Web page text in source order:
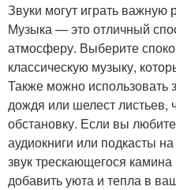
Звуки могут играть важную
Музыка — это отличный
атмосферу. Выберите
классическую музыку,
Также можно использовать
дождя или шелест листьев,
обстановку. Если вы
аудиокниги или подкасты
звук трескающегося камина
добавить уюта и тепла в